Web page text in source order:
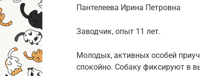
Пантелеева Ирина Петровна
Заводчик, опыт 11 лет.
Молодых, активных особей
спокойно. Собаку фиксируют в